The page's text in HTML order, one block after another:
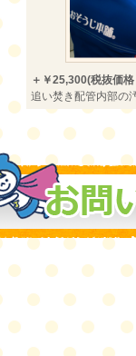
＋￥25,300(税抜価
追い焚き配管内部の